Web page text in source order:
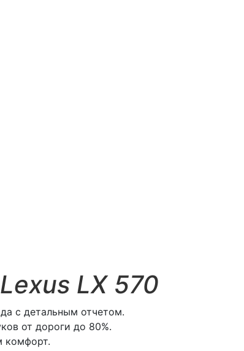
Lexus LX 570
с детальным отчетом.
от дороги до 80%.
комфорт.